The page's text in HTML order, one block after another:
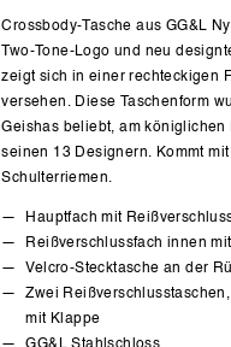
Crossbody-Tasche aus GG&L
Two-Tone-Logo und neu
zeigt sich in einer rechteckigen
versehen. Diese Taschenform
Geishas beliebt, am königlichen
seinen 13 Designern. Kommt
Schulterriemen.
Hauptfach mit
Reißverschlussfach innen
Velcro-Stecktasche an der
Zwei
mit Klappe
GG&L Stahlschloss